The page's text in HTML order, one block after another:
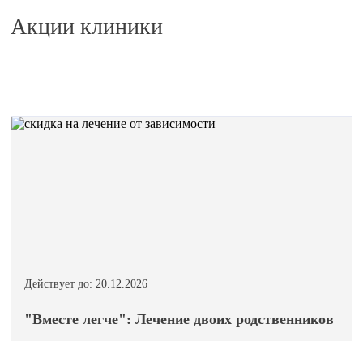
Акции клиники
Действует до: 20.12.2026
"Вместе легче": Лечение двоих родственников